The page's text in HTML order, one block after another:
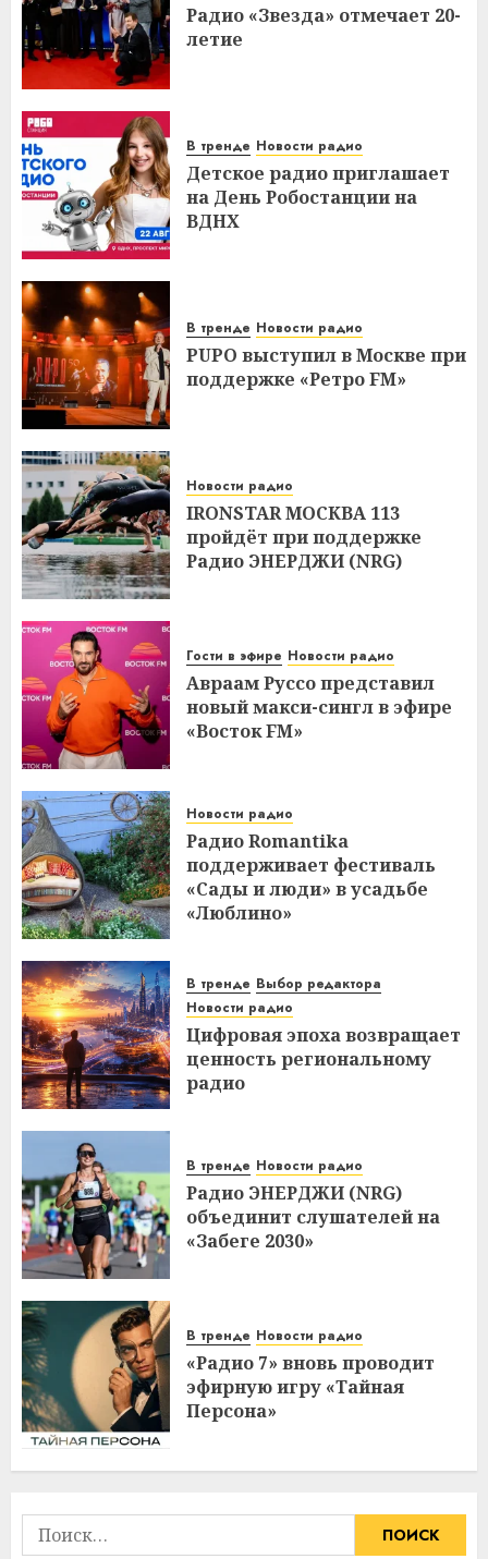
Радио «Звезда» отмечает 20-
летие
В тренде Новости радио
Детское радио приглашает
на День Робостанции на
ВДНХ
В тренде Новости радио
PUPO выступил в Москве при
поддержке «Ретро FM»
Новости радио
IRONSTAR МОСКВА 113
пройдёт при поддержке
Радио ЭНЕРДЖИ (NRG)
Гости в эфире Новости радио
Авраам Руссо представил
новый макси-сингл в эфире
«Восток FM»
Новости радио
Радио Romantika
поддерживает фестиваль
«Сады и люди» в усадьбе
«Люблино»
В тренде Выбор редактора
Новости радио
Цифровая эпоха возвращает
ценность региональному
радио
В тренде Новости радио
Радио ЭНЕРДЖИ (NRG)
объединит слушателей на
«Забеге 2030»
В тренде Новости радио
«Радио 7» вновь проводит
эфирную игру «Тайная
Персона»
Найти: